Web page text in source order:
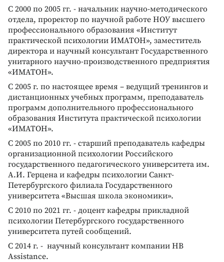
С 2000 по 2005 гг. - начальник научно-методического
отдела, проректор по научной работе НОУ высшего
профессионального образования «Институт
практической психологии ИМАТОН», заместитель
директора и научный консультант Государственного
унитарного научно-производственного предприятия
«ИМАТОН».
С 2005 г. по настоящее время – ведущий тренингов и
дистанционных учебных программ, преподаватель
программ дополнительного профессионального
образования Института практической психологии
«ИМАТОН».
С 2005 по 2010 гг. - старший преподаватель кафедры
организационной психологии Российского
государственного педагогического университета им.
А.И. Герцена и кафедры психологии Санкт-
Петербургского филиала Государственного
университета «Высшая школа экономики».
C 2010 по 2021 гг. - доцент кафедры прикладной
психологии Петербургского государственного
университета путей сообщений.
С 2014 г. - научный консультант компании HB
Assistance.